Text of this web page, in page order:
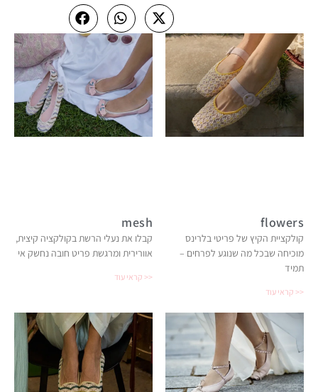
mesh
קבלו את נעלי הרשת בקולקציה קיצית,
אוורירית ומרגשת פריט חובה נחשק אי
קראי עוד >>
flowers
קולקציית הקיץ של פריטי בלרינס
מוכיחה שבכל מה שנוגע לפרחים –
תמיד
קראי עוד >>